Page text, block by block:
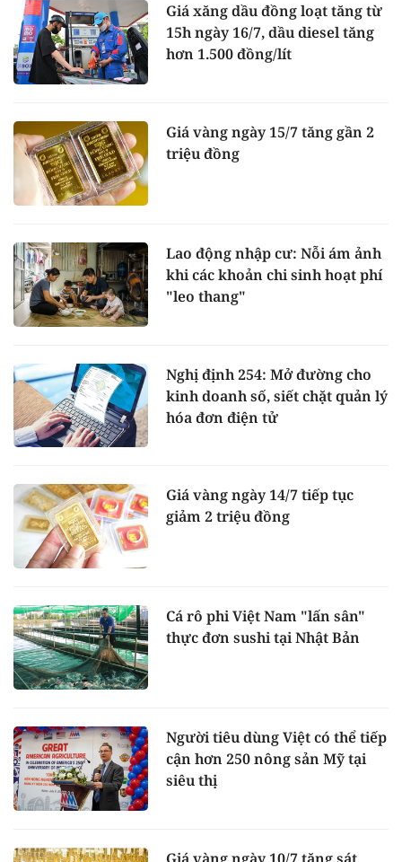
Giá xăng dầu đồng loạt tăng từ
15h ngày 16/7, dầu diesel tăng
hơn 1.500 đồng/lít
Giá vàng ngày 15/7 tăng gần 2
triệu đồng
Lao động nhập cư: Nỗi ám ảnh
khi các khoản chi sinh hoạt phí
"leo thang"
Nghị định 254: Mở đường cho
kinh doanh số, siết chặt quản lý
hóa đơn điện tử
Giá vàng ngày 14/7 tiếp tục
giảm 2 triệu đồng
Cá rô phi Việt Nam "lấn sân"
thực đơn sushi tại Nhật Bản
Người tiêu dùng Việt có thể tiếp
cận hơn 250 nông sản Mỹ tại
siêu thị